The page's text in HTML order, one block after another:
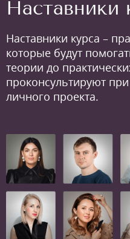
Наставники
Наставники курса –
которые будут
теории до
проконсультируют
личного проекта.